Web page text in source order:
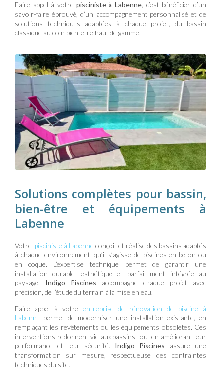
Faire appel à votre pisciniste à Labenne , c’est bénéficier d’un
savoir-faire éprouvé, d’un accompagnement personnalisé et de
solutions techniques adaptées à chaque projet, du bassin
classique au coin bien-être haut de gamme.
Solutions complètes pour bassin,
bien-être et équipements à
Labenne
Votre pisciniste à Labenne conçoit et réalise des bassins adaptés
à chaque environnement, qu’il s’agisse de piscines en béton ou
en coque. L’expertise technique permet de garantir une
installation durable, esthétique et parfaitement intégrée au
paysage. Indigo Piscines accompagne chaque projet avec
précision, de l’étude du terrain à la mise en eau.
Faire appel à votre entreprise de rénovation de piscine à
Labenne permet de moderniser une installation existante, en
remplaçant les revêtements ou les équipements obsolètes. Ces
interventions redonnent vie aux bassins tout en améliorant leur
performance et leur sécurité. Indigo Piscines assure une
transformation sur mesure, respectueuse des contraintes
techniques du site.